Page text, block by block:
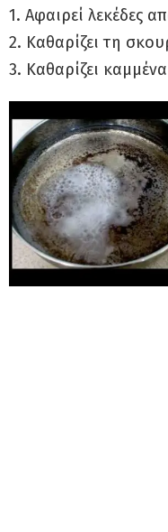
1. Αφαιρεί λεκέδες
2. Καθαρίζει τη
3. Καθαρίζει